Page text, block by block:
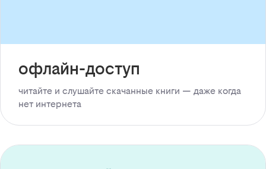
офлайн-доступ
читайте и слушайте скачанные книги — даже когда
нет интернета